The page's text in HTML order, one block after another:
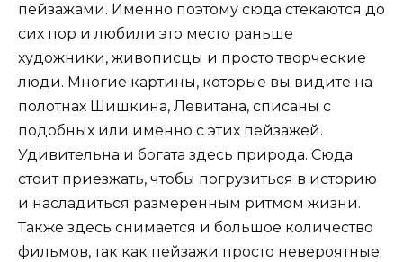
пейзажами. Именно поэтому сюда стекаются до
сих пор и любили это место раньше
художники, живописцы и просто творческие
люди. Многие картины, которые вы видите на
полотнах Шишкина, Левитана, списаны с
подобных или именно с этих пейзажей.
Удивительна и богата здесь природа. Сюда
стоит приезжать, чтобы погрузиться в историю
и насладиться размеренным ритмом жизни.
Также здесь снимается и большое количество
фильмов, так как пейзажи просто невероятные.